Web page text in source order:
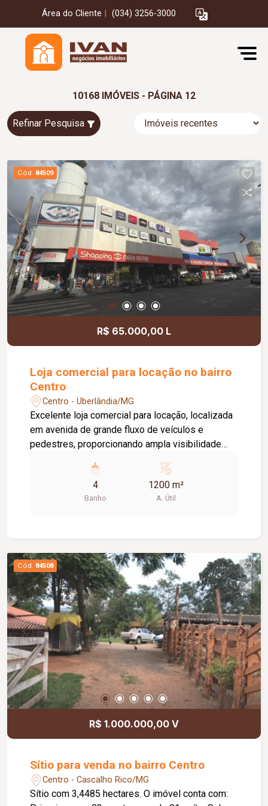
Área do Cliente (034) 3256-3000
10168 IMÓVEIS - PÁGINA 12
Refinar Pesquisa
Cód. 84509
R$ 65.000,00 L
Loja comercial para locação no bairro
Centro
Centro - Uberlândia/MG
Excelente loja comercial para locação, localizada
em avenida de grande fluxo de veículos e
pedestres, proporcionando ampla visibilidade
aproximadamente 1.200 m² de área, distribuídos
em um amplo espaço comercial, escritório, 04
banheiros, copa e depósito, oferecendo
4
Banho
1200 m²
A. Útil
Cód. 84508
R$ 1.000.000,00 V
Sítio para venda no bairro Centro
Centro - Cascalho Rico/MG
Sítio com 3,4485 hectares. O imóvel conta com: